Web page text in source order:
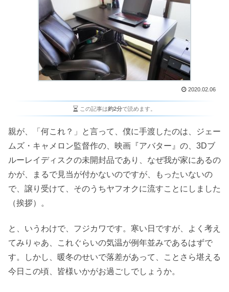
2020.02.06
この記事は約2分で読めます。
親が、「何これ？」と言って、僕に手渡したのは、ジェー
ムズ・キャメロン監督作の、映画『アバター』の、3Dブ
ルーレイディスクの未開封品であり、なぜ我が家にあるの
かが、まるで見当が付かないのですが、もったいないの
で、譲り受けて、そのうちヤフオクに流すことにしました
（挨拶）。
と、いうわけで、フジカワです。寒い日ですが、よく考え
てみりゃあ、これぐらいの気温が例年並みであるはずで
す。しかし、暖冬のせいで落差があって、ことさら堪える
今日この頃、皆様いかがお過ごしでしょうか。